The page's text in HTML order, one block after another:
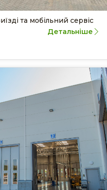
та мобільний сервіс
Детальніше